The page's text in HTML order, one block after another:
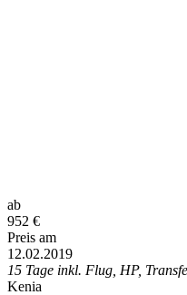
ab
952 €
Preis am
12.02.2019
15 Tage inkl. Flug, HP,
Kenia